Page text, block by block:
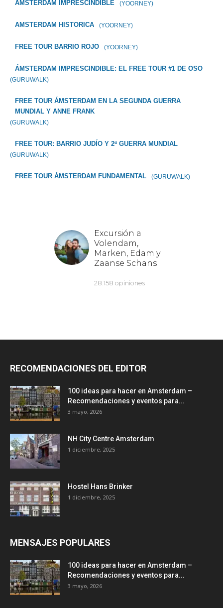
AMSTERDAM IMPRESCINDIBLE (YOORNEY)
AMSTERDAM HISTORICA (YOORNEY)
FREE TOUR BARRIO ROJO (YOORNEY)
ÁMSTERDAM IMPRESCINDIBLE: EL FREE TOUR #1 DE OSO
(GURUWALK)
FREE TOUR ÁMSTERDAM EN LA SEGUNDA GUERRA
MUNDIAL Y ANNE FRANK
(GURUWALK)
FREE TOUR: BARRIO JUDÍO Y 2ª GUERRA MUNDIAL
(GURUWALK)
FREE TOUR ÁMSTERDAM FUNDAMENTAL (GURUWALK)
RECOMENDACIONES DEL EDITOR
100 ideas para hacer en Amsterdam –
Recomendaciones y eventos para...
3 mayo, 2026
NH City Centre Amsterdam
1 diciembre, 2025
Hostel Hans Brinker
1 diciembre, 2025
MENSAJES POPULARES
100 ideas para hacer en Amsterdam –
Recomendaciones y eventos para...
3 mayo, 2026